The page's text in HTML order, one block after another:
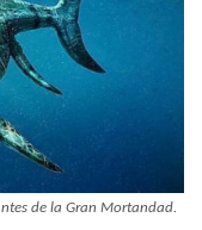
de la Gran Mortandad.